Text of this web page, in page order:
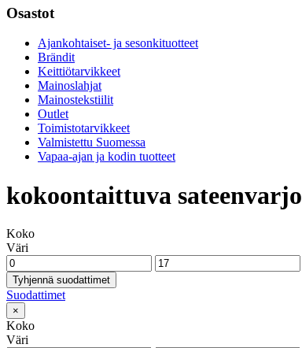
Osastot
Ajankohtaiset- ja sesonkituotteet
Brändit
Keittiötarvikkeet
Mainoslahjat
Mainostekstiilit
Outlet
Toimistotarvikkeet
Valmistettu Suomessa
Vapaa-ajan ja kodin tuotteet
kokoontaittuva sateenvarjo
Koko
Väri
Tyhjennä suodattimet
Suodattimet
×
Koko
Väri